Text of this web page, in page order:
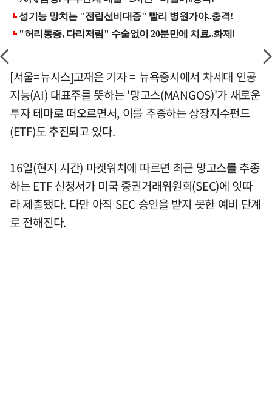
[서울=뉴시스]고재은 기자 = 뉴욕증시에서 차세대 인공
지능(AI) 대표주를 뜻하는 '망고스(MANGOS)'가 새로운
투자 테마로 떠오르면서, 이를 추종하는 상장지수펀드
(ETF)도 추진되고 있다.
16일(현지 시간) 마켓워치에 따르면 최근 망고스를 추종
하는 ETF 신청서가 미국 증권거래위원회(SEC)에 잇따
라 제출됐다. 다만 아직 SEC 승인을 받지 못한 예비 단계
로 전해진다.